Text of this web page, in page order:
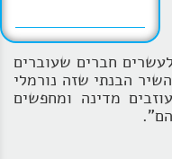
חברים שעוברים
הבנתי שזה נורמלי
מדינה ומחפשים